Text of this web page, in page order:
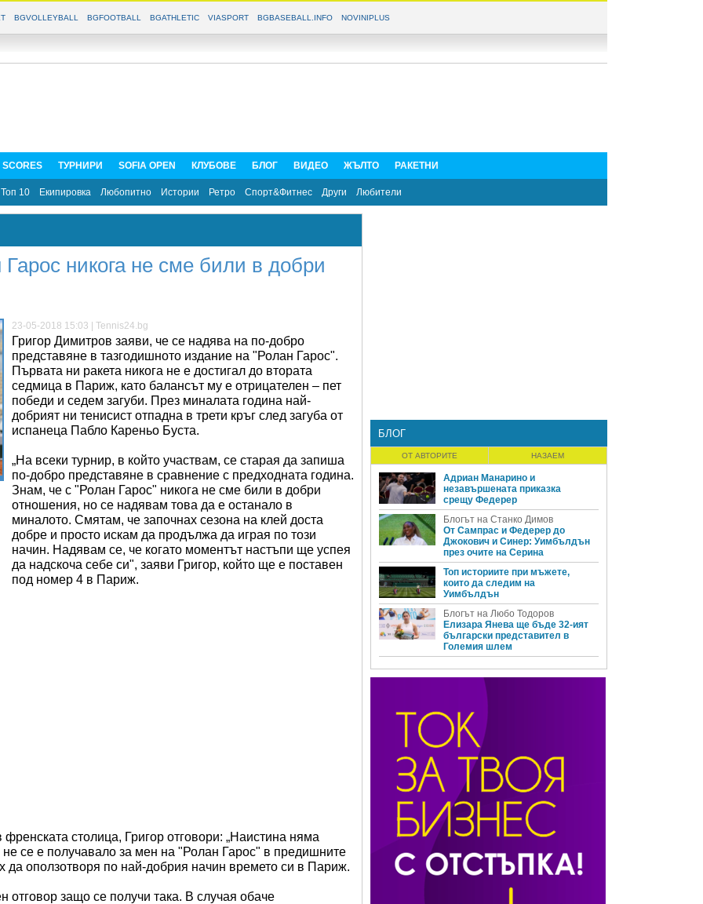
BGVOLLEYBALL BGFOOTBALL BGATHLETIC VIASPORT BGBASEBALL.INFO NOVINIPLUS
SCORES ТУРНИРИ SOFIA OPEN КЛУБОВЕ БЛОГ ВИДЕО ЖЪЛТО РАКЕТНИ
Топ 10 Екипировка Любопитно Истории Ретро Спорт&Фитнес Други Любители
никога не сме били в добри
23-05-2018 15:03 | Tennis24.bg
Григор Димитров заяви, че се надява на по-добро
представяне в тазгодишното издание на "Ролан Гарос".
Първата ни ракета никога не е достигал до втората
седмица в Париж, като балансът му е отрицателен – пет
победи и седем загуби. През миналата година най-
добрият ни тенисист отпадна в трети кръг след загуба от
испанеца Пабло Кареньо Буста.
„На всеки турнир, в който участвам, се старая да запиша
по-добро представяне в сравнение с предходната година.
Знам, че с "Ролан Гарос" никога не сме били в добри
отношения, но се надявам това да е останало в
миналото. Смятам, че започнах сезона на клей доста
добре и просто искам да продължа да играя по този
начин. Надявам се, че когато моментът настъпи ще успея
да надскоча себе си", заяви Григор, който ще е поставен
под номер 4 в Париж.
столица, Григор отговори: „Наистина няма
се е получавало за мен на "Ролан Гарос" в предишните
да оползотворя по най-добрия начин времето си в Париж.
защо се получи така. В случая обаче
БЛОГ
ОТ АВТОРИТЕ НАЗАЕМ
Адриан Манарино и
незавършената приказка
срещу Федерер
Блогът на Станко Димов
От Сампрас и Федерер до
Джокович и Синер: Уимбълдън
през очите на Серина
Топ историите при мъжете,
които да следим на
Уимбълдън
Блогът на Любо Тодоров
Елизара Янева ще бъде 32-ият
български представител в
Големия шлем